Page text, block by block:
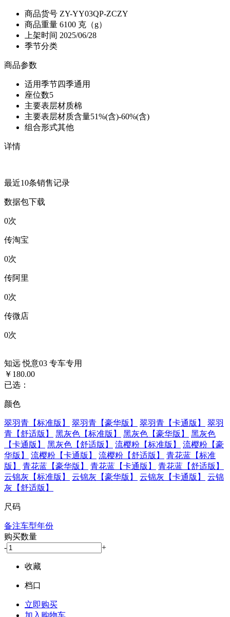
商品货号 ZY-YY03QP-ZCZY
商品重量 6100 克（g）
上架时间 2025/06/28
季节分类
商品参数
适用季节四季通用
座位数5
主要表层材质棉
主要表层材质含量51%(含)-60%(含)
组合形式其他
详情
最近10条销售记录
数据包下载
0次
传淘宝
0次
传阿里
0次
传微店
0次
知远 悦意03 专车专用
￥180.00
已选：
颜色
翠羽青【标准版】 翠羽青【豪华版】 翠羽青【卡通版】
翠羽
青【舒适版】
黑灰色【标准版】 黑灰色【豪华版】
黑灰色
【卡通版】
黑灰色【舒适版】 流樱粉【标准版】
流樱粉【豪
华版】
流樱粉【卡通版】 流樱粉【舒适版】
青花蓝【标准
版】
青花蓝【豪华版】 青花蓝【卡通版】
青花蓝【舒适版】
云锦灰【标准版】
云锦灰【豪华版】 云锦灰【卡通版】
云锦
灰【舒适版】
尺码
备注车型年份
购买数量
-
+
收藏
档口
立即购买